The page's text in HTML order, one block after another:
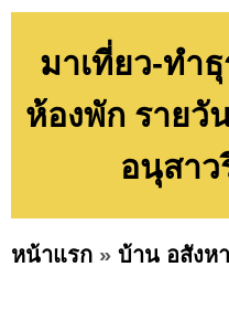
มาเที่ยว-ทำ
ห้องพัก รายวั
อนุสาว
หน้าแรก » บ้าน อสังห